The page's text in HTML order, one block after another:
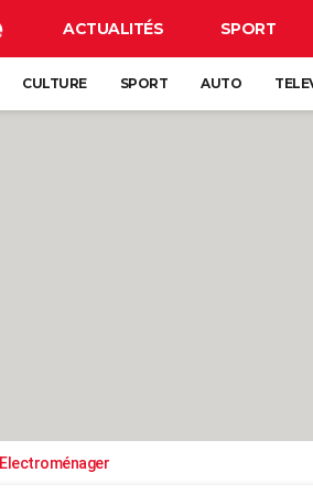
ACTUALITÉS SPORT
CULTURE SPORT AUTO
Electroménager